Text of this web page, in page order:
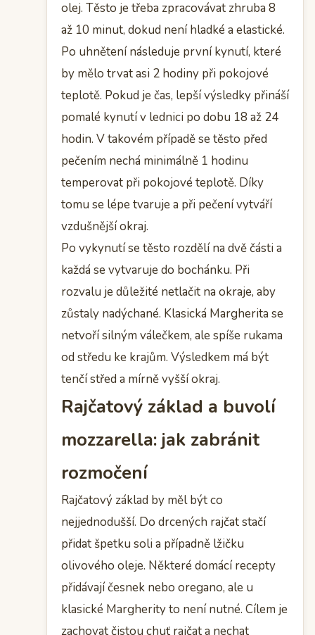
olej. Těsto je třeba zpracovávat zhruba 8
až 10 minut, dokud není hladké a elastické.
Po uhnětení následuje první kynutí, které
by mělo trvat asi 2 hodiny při pokojové
teplotě. Pokud je čas, lepší výsledky přináší
pomalé kynutí v lednici po dobu 18 až 24
hodin. V takovém případě se těsto před
pečením nechá minimálně 1 hodinu
temperovat při pokojové teplotě. Díky
tomu se lépe tvaruje a při pečení vytváří
vzdušnější okraj.
Po vykynutí se těsto rozdělí na dvě části a
každá se vytvaruje do bochánku. Při
rozvalu je důležité netlačit na okraje, aby
zůstaly nadýchané. Klasická Margherita se
netvoří silným válečkem, ale spíše rukama
od středu ke krajům. Výsledkem má být
tenčí střed a mírně vyšší okraj.
Rajčatový základ a buvolí
mozzarella: jak zabránit
rozmočení
Rajčatový základ by měl být co
nejjednodušší. Do drcených rajčat stačí
přidat špetku soli a případně lžičku
olivového oleje. Některé domácí recepty
přidávají česnek nebo oregano, ale u
klasické Margherity to není nutné. Cílem je
zachovat čistou chuť rajčat a nechat